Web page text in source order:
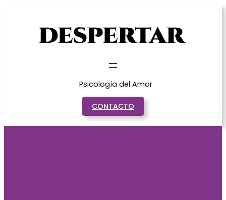
Psicología del Amor
CONTACTO